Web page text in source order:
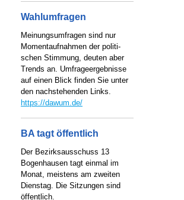
Wahlumfragen
Meinungsumfragen sind nur
Momentaufnahmen der politi-
schen Stimmung, deuten aber
Trends an. Umfrageergebnisse
auf einen Blick finden Sie unter
den nachstehenden Links.
https://dawum.de/
BA tagt öffentlich
Der Bezirksausschuss 13
Bogenhausen tagt einmal im
Monat, meistens am zweiten
Dienstag. Die Sitzungen sind
öffentlich.